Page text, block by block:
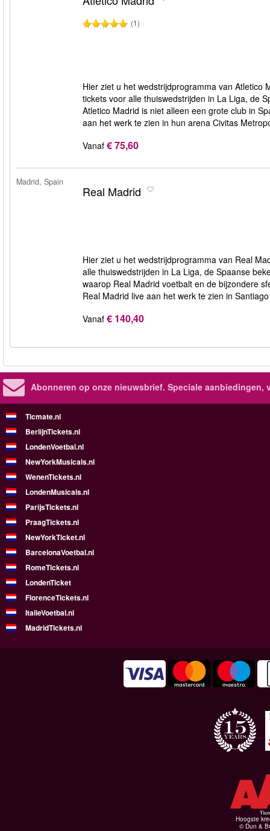
(1)
Hier ziet u het wedstrijdprogramma van Atletico
tickets voor alle thuiswedstrijden in La Liga, de
Atletico Madrid is niet alleen een grote club in
aan het werk te zien in hun arena Civitas
Vanaf € 75,60
Madrid, Spain
Real Madrid
Hier ziet u het wedstrijdprogramma van Real
alle thuiswedstrijden in La Liga, de Spaanse
waarop Real Madrid voetbalt en de bijzondere
Real Madrid live aan het werk te zien in
Vanaf € 140,40
Abonneren op onze nieuwsbrief. Speciale aanbiedingen,
Ticmate.nl
BerlijnTickets.nl
LondenVoetbal.nl
NewYorkMusicals.nl
WenenTickets.nl
LondenMusicals.nl
ParijsTickets.nl
PraagTickets.nl
NewYorkTicket.nl
BarcelonaVoetbal.nl
RomeTickets.nl
LondenTicket
FlorenceTickets.nl
ItalieVoetbal.nl
MadridTickets.nl
Hoogste
© Dun &